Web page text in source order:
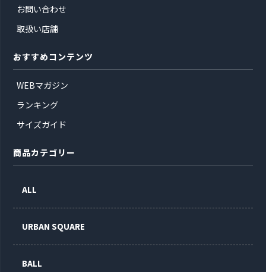
お問い合わせ
取扱い店舗
おすすめコンテンツ
WEBマガジン
ランキング
サイズガイド
商品カテゴリー
ALL
URBAN SQUARE
BALL